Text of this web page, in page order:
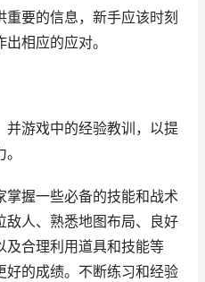
要的信息，新手应该时刻
相应的应对。
游戏中的经验教训，以提
掌握一些必备的技能和战术
敌人、熟悉地图布局、良好
及合理利用道具和技能等
好的成绩。不断练习和经验